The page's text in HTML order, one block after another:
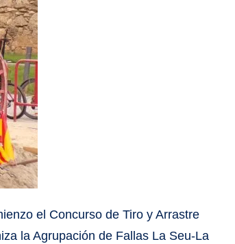
el Concurso de Tiro y Arrastre
la Agrupación de Fallas La Seu-La